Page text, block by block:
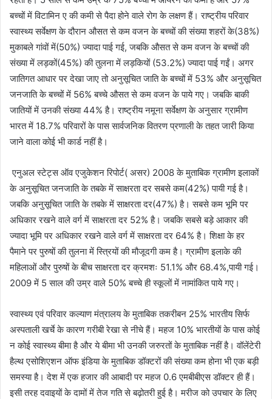
बच्चों में विटामिन ए की कमी से पैदा होने वाले रोग के लक्षण हैं। राष्ट्रीय परिवार
स्वास्थ्य सर्वेक्षण के दौरान औसत से कम वजन के बच्चों की संख्या शहरों के(38%)
मुकाबले गांवों में(50%) ज्यादा पाई गई, जबकि औसत से कम वजन के बच्चों की
संख्या में लड़कों(45%) की तुलना में लड़कियों (53.2%) ज्यादा पाई गईं। अगर
जातिगत आधार पर देखा जाए तो अनुसूचित जाति के बच्चों में 53% और अनुसूचित
जनजाति के बच्चों में 56% बच्चे औसत से कम वजन के पाये गए। जबकि बाकी
जातियों में उनकी संख्या 44% है। राष्ट्रीय नमूना सर्वेक्षण के अनुसार ग्रामीण
भारत में 18.7% परिवारों के पास सार्वजनिक वितरण प्रणाली के तहत जारी किया
जाने वाला कोई भी कार्ड नहीं है।
एनुअल स्टेट्स ऑव एजुकेशन रिपोर्ट( असर) 2008 के मुताबिक ग्रामीण इलाकों
के अनुसूचित जनजाति के तबके में साक्षरता दर सबसे कम(42%) पायी गई है।
जबकि अनुसूचित जाति के तबके में साक्षरता दर(47%) है। सबसे कम भूमि पर
अधिकार रखने वाले वर्ग में साक्षरता दर 52% है। जबकि सबसे बड़े आकार की
ज्यादा भूमि पर अधिकार रखने वाले वर्ग में साक्षरता दर 64% है। शिक्षा के हर
पैमाने पर पुरुषों की तुलना में स्त्रियों की मौजूदगी कम है। ग्रामीण इलाके की
महिलाओं और पुरुषों के बीच साक्षरता दर क्रमशः 51.1% और 68.4%,पायी गई।
2009 में 5 साल की उम्र वाले 50% बच्चे ही स्कूलों में नामांकित पाये गए।
स्वास्थ्य एवं परिवार कल्याण मंत्रालय के मुताबिक तकरीबन 25% भारतीय सिर्फ
अस्पताली खर्चे के कारण गरीबी रेखा से नीचे हैं। महज 10% भारतीयों के पास कोई
न कोई स्वास्थ्य बीमा है और ये बीमा भी उनकी जरुरतों के मुताबिक नहीं है। वॉलेंटेरी
हैल्थ एसोशिएशन ऑफ इंडिया के मुताबिक डॉक्टरों की संख्या कम होना भी एक बड़ी
समस्या है। देश में एक हजार की आबादी पर महज 0.6 एमबीबीएस डॉक्टर ही हैं।
इसी तरह दवाइयों के दामों में तेज गति से बढ़ोतरी हुई है। मरीज को उपचार के लिए